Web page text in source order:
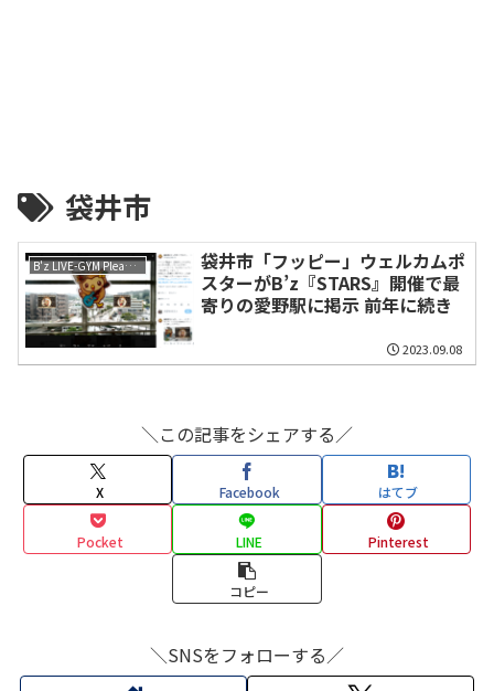
袋井市
B'z LIVE-GYM Pleasure 2023 -STARS-
袋井市「フッピー」ウェルカムポ
スターがB’z『STARS』開催で最
寄りの愛野駅に掲示 前年に続き
2023.09.08
＼この記事をシェアする／
X Facebook はてブ
Pocket LINE Pinterest
コピー
＼SNSをフォローする／